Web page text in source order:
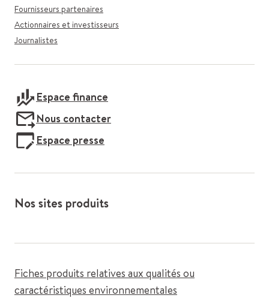
Fournisseurs partenaires
Actionnaires et investisseurs
Journalistes
Espace finance
Nous contacter
Espace presse
Nos sites produits
Fiches produits relatives aux qualités ou
caractéristiques environnementales